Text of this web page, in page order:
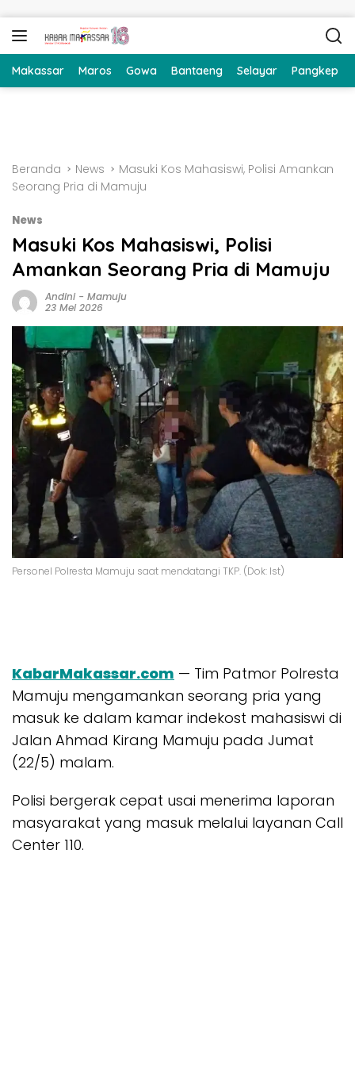
Makassar Maros Gowa Bantaeng Selayar Pangkep
Beranda News
Masuki Kos Mahasiswi, Polisi Amankan
Seorang Pria di Mamuju
News
Masuki Kos Mahasiswi, Polisi
Amankan Seorang Pria di Mamuju
Andini- Mamuju
23 Mei 2026
Personel Polresta Mamuju saat mendatangi TKP. (Dok: Ist)
KabarMakassar.com — Tim Patmor Polresta
Mamuju mengamankan seorang pria yang
masuk ke dalam kamar indekost mahasiswi di
Jalan Ahmad Kirang Mamuju pada Jumat
(22/5) malam.
Polisi bergerak cepat usai menerima laporan
masyarakat yang masuk melalui layanan Call
Center 110.